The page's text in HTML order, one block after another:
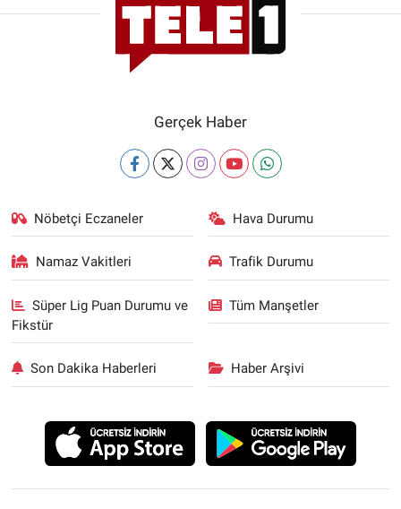
Gerçek Haber
Nöbetçi Eczaneler Hava Durumu
Namaz Vakitleri Trafik Durumu
Süper Lig Puan Durumu ve
Fikstür
Tüm Manşetler
Son Dakika Haberleri Haber Arşivi